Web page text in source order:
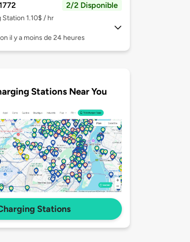
2/2 Disponible
Station 1.10$ / hr
il y a moins de 24 heures
Stations Near You
Stations